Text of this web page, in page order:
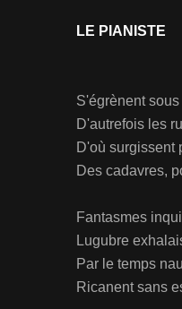
LE PIANISTE
S'égrènent
D'autrefois les
D'où surgissent
Des cadavres,
Fantasmes
Lugubre
Par le temps
Ricanent sans